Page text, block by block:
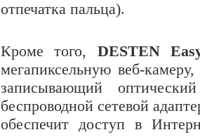
отпечатка пальца).
Кроме того, DESTEN
мегапиксельную веб-
записывающий
беспроводной сетевой
обеспечит доступ в